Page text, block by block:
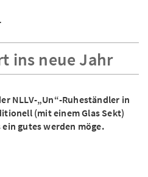
ins neue Jahr
NLLV-„Un“-Ruheständler in
(mit einem Glas Sekt)
gutes werden möge.